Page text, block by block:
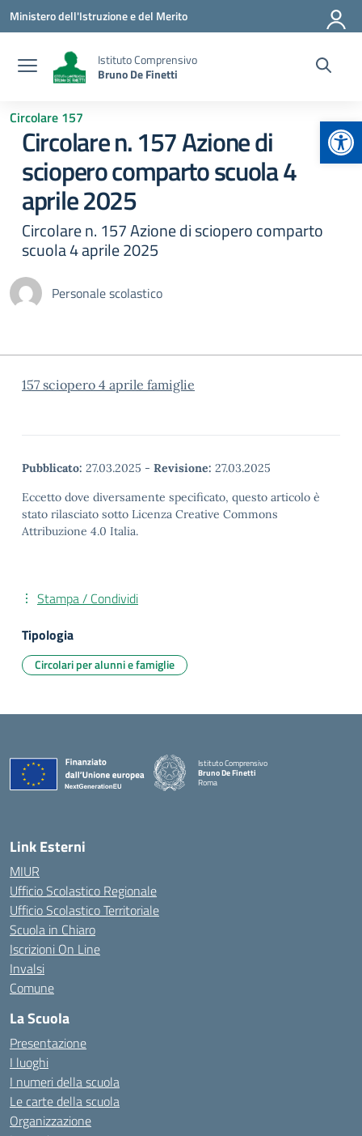
Vai ai contenuti
Vai al menu di navigazione
Vai al footer
Ministero dell'Istruzione e del Merito
Istituto Comprensivo
Bruno De Finetti
Circolare 157
Circolare n. 157 Azione di
sciopero comparto scuola 4
aprile 2025
Circolare n. 157 Azione di sciopero comparto
scuola 4 aprile 2025
Personale scolastico
157 sciopero 4 aprile famiglie
Pubblicato: 27.03.2025 - Revisione: 27.03.2025
Eccetto dove diversamente specificato, questo articolo è
stato rilasciato sotto Licenza Creative Commons
Attribuzione 4.0 Italia.
Stampa / Condividi
Tipologia
Circolari per alunni e famiglie
Istituto Comprensivo
Bruno De Finetti
Roma
Link Esterni
MIUR
Ufficio Scolastico Regionale
Ufficio Scolastico Territoriale
Scuola in Chiaro
Iscrizioni On Line
Invalsi
Comune
La Scuola
Presentazione
I luoghi
I numeri della scuola
Le carte della scuola
Organizzazione